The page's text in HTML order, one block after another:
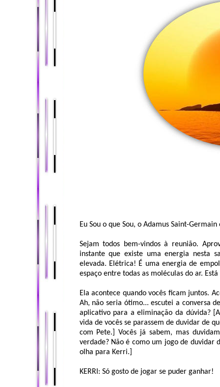
Eu Sou o que Sou, o Adamus Saint-
Sejam todos bem-vindos à reunião.
instante que existe uma energia nesta
elevada. Elétrica! É uma energia de
espaço entre todas as moléculas do ar.
Ela acontece quando vocês ficam juntos.
Ah, não seria ótimo... escutei a conversa
aplicativo para a eliminação da dúvida?
vida de vocês se parassem de duvidar de
com Pete.] Vocês já sabem, mas
verdade? Não é como um jogo de duvidar
olha para Kerri.]
KERRI: Só gosto de jogar se puder ganhar!